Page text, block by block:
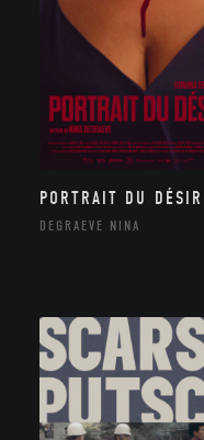
PORTRAIT DU DÉSIR
DEGRAEVE NINA